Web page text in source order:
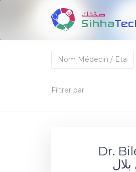
Filtrer par :
Dr.